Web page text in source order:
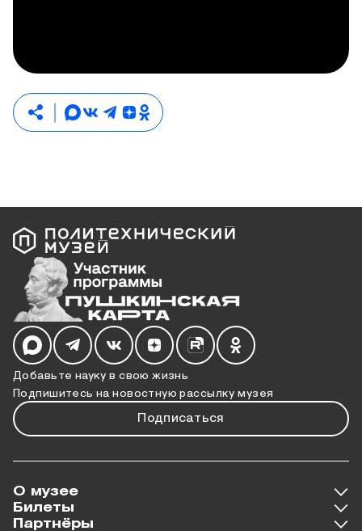
Добавьте науку в свою жизнь
Подпишитесь на новостную рассылку музея
Подписаться
Мы в социальных сетях
О музее
Билеты
Партнёры